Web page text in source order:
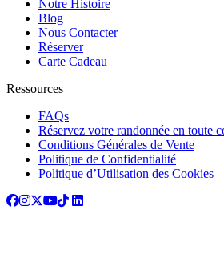
Notre Histoire
Blog
Nous Contacter
Réserver
Carte Cadeau
Ressources
FAQs
Réservez votre randonnée en toute
Conditions Générales de Vente
Politique de Confidentialité
Politique d’Utilisation des Cookies